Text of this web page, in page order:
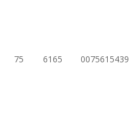
75 6165 0075615439